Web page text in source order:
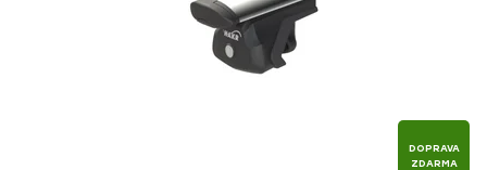
DOPRAVA
ZDARMA